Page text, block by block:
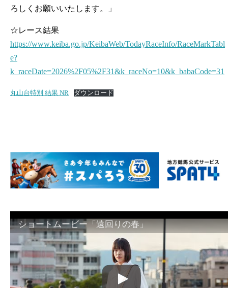
ろしくお願いいたします。」
☆レース結果
https://www.keiba.go.jp/KeibaWeb/TodayRaceInfo/RaceMarkTabl
e?
k_raceDate=2026%2F05%2F31&k_raceNo=10&k_babaCode=31
丸山台特別 結果 NR ダウンロード
ショートムービー「遠回りの春」